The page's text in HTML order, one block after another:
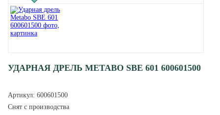
УДАРНАЯ ДРЕЛЬ METABO SBE 601 600601500
Артикул: 600601500
Снят с производства